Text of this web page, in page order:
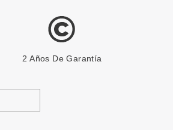
2 Años De Garantía